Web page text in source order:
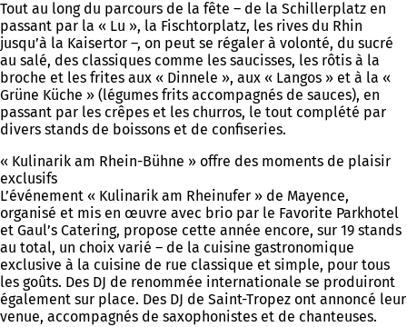
Tout au long du parcours de la fête – de la Schillerplatz en
passant par la « Lu », la Fischtorplatz, les rives du Rhin
jusqu’à la Kaisertor –, on peut se régaler à volonté, du sucré
au salé, des classiques comme les saucisses, les rôtis à la
broche et les frites aux « Dinnele », aux « Langos » et à la «
Grüne Küche » (légumes frits accompagnés de sauces), en
passant par les crêpes et les churros, le tout complété par
divers stands de boissons et de confiseries.
« Kulinarik am Rhein-Bühne » offre des moments de plaisir
exclusifs
L’événement « Kulinarik am Rheinufer » de Mayence,
organisé et mis en œuvre avec brio par le Favorite Parkhotel
et Gaul’s Catering, propose cette année encore, sur 19 stands
au total, un choix varié – de la cuisine gastronomique
exclusive à la cuisine de rue classique et simple, pour tous
les goûts. Des DJ de renommée internationale se produiront
également sur place. Des DJ de Saint-Tropez ont annoncé leur
venue, accompagnés de saxophonistes et de chanteuses.